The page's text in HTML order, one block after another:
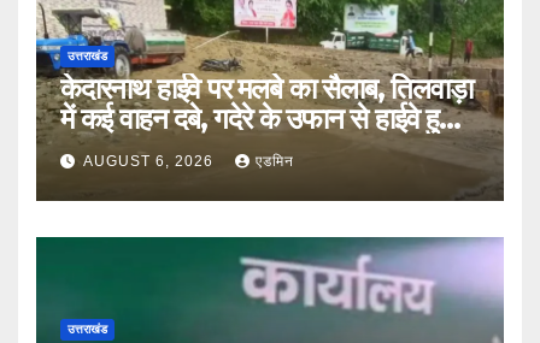
उत्तराखंड
केदारनाथ हाईवे पर मलबे का सैलाब, तिलवाड़ा
में कई वाहन दबे, गदेरे के उफान से हाईवे हुआ
बंदAUGUST 6, 2026 एडमिन
उत्तराखंड